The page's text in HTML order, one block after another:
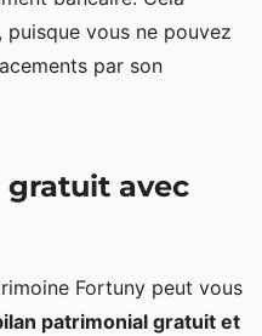
puisque vous ne pouvez
par son
avec
Fortuny peut vous
patrimonial gratuit et